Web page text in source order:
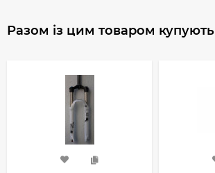
Разом із цим товаром купують